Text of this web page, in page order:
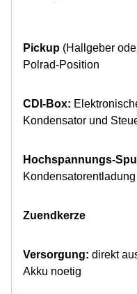
Pickup (Hallgeber
Polrad-Position
CDI-Box:
Kondensator und
Hochspannungs-
Zuendkerze
Versorgung: direkt
Akku noetig